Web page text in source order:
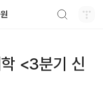
<3분기 신